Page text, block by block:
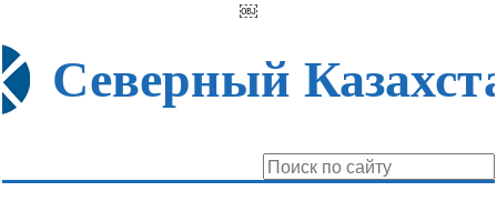
￼
Северный